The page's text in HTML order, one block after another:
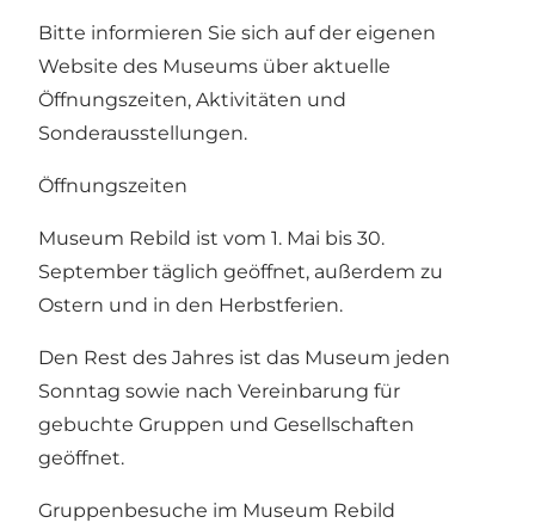
Bitte informieren Sie sich auf der eigenen
Website des Museums über aktuelle
Öffnungszeiten, Aktivitäten und
Sonderausstellungen.
Öffnungszeiten
Museum Rebild ist vom 1. Mai bis 30.
September täglich geöffnet, außerdem zu
Ostern und in den Herbstferien.
Den Rest des Jahres ist das Museum jeden
Sonntag sowie nach Vereinbarung für
gebuchte Gruppen und Gesellschaften
geöffnet.
Gruppenbesuche im Museum Rebild